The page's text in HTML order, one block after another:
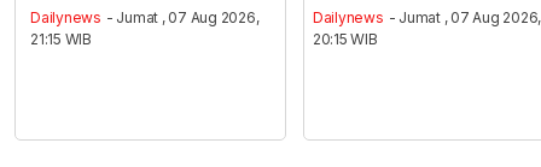
Dailynews - Jumat , 07 Aug 2026,
21:15 WIB
Dailynews - Jumat , 07 Aug 2026,
20:15 WIB